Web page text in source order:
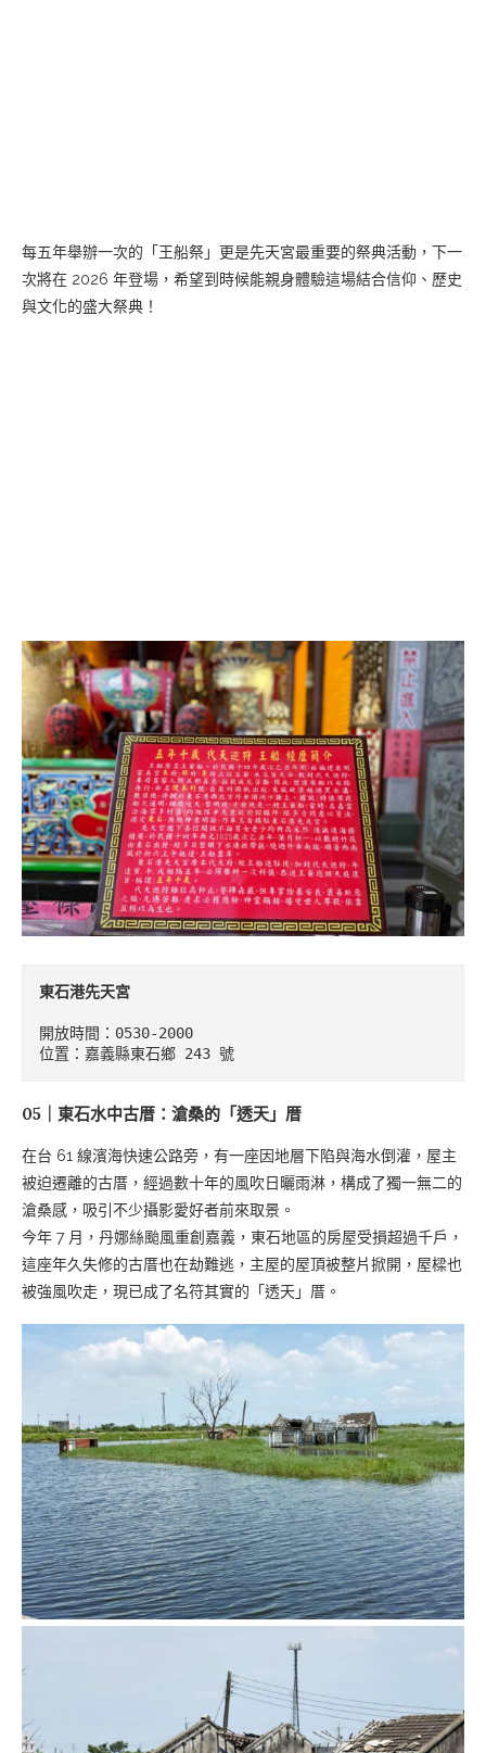
每五年舉辦一次的「王船祭」更是先天宮最重要的祭典活動，下一
次將在 2026 年登場，希望到時候能親身體驗這場結合信仰、歷史
與文化的盛大祭典！
東石港先天宮
開放時間：0530-2000
位置：嘉義縣東石鄉 243 號
05｜東石水中古厝：滄桑的「透天」厝
在台 61 線濱海快速公路旁，有一座因地層下陷與海水倒灌，屋主
被迫遷離的古厝，經過數十年的風吹日曬雨淋，構成了獨一無二的
滄桑感，吸引不少攝影愛好者前來取景。
今年 7 月，丹娜絲颱風重創嘉義，東石地區的房屋受損超過千戶，
這座年久失修的古厝也在劫難逃，主屋的屋頂被整片掀開，屋樑也
被強風吹走，現已成了名符其實的「透天」厝。